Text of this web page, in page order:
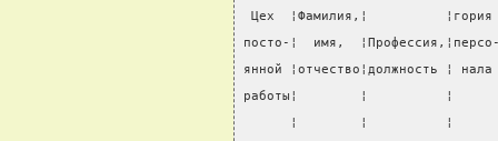
Цех  ¦Фамилия,¦          ¦гория
посто-¦  имя,
янной ¦отчество¦должность ¦
работы¦        ¦          ¦      ¦
¦        ¦          ¦